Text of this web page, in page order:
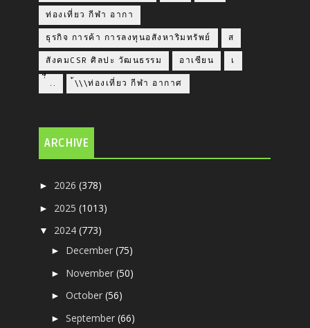
ท่องเที่ยว กีฬา อากา
ธุรกิจ การค้า การลงทุนอสังหาริมทรัพย์ ส
สังคมCSR ศิลปะ วัฒนธรรม อาเซียน เ
่่ื​ .. ้\\\ท่องเที่ยว กีฬา อากาศ
ARCHIVE
► 2026(378)
► 2025(1013)
▼ 2024(773)
► December(75)
► November(50)
►October(56)
►September(66)